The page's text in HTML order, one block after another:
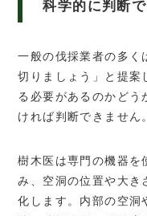
科学的に判断
一般の伐採業者の多く
切りましょう」と提案
る必要があるのかどう
ければ判断できません
樹木医は専門の機器を
み、空洞の位置や大き
化します。内部の空洞